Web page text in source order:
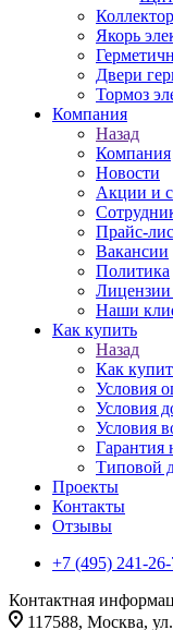
Якорь
Двери
Тормоз
Компания
Назад
Компания
Новости
Акции и
Прайс-
Вакансии
Политика
Наши
Как купить
Назад
Как
Условия
Условия
Условия
Гарантия
Типовой
Проекты
Контакты
Отзывы
+7 (495) 241-
Контактная
117588, Москва,